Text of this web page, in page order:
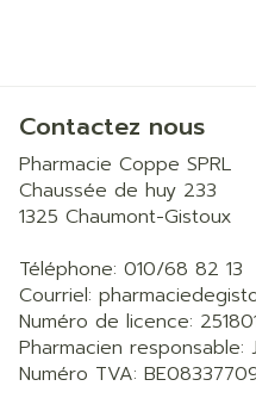
Contactez nous
Pharmacie Coppe SPRL
Chaussée de huy 233
1325 Chaumont-Gistoux
Téléphone: 010/68 82 13
Courriel:
Numéro de licence:
Pharmacien responsable:
Numéro TVA: